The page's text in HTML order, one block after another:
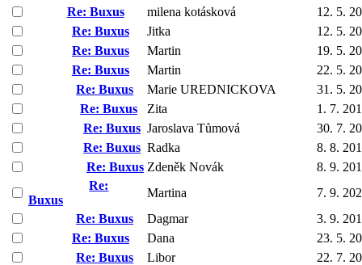
Re: Buxus
milena kotásková
12. 5.
Re: Buxus
Jitka
12. 5.
Re: Buxus
Martin
19. 5.
Re: Buxus
Martin
22. 5.
Re: Buxus
Marie UREDNICKOVA
31. 5.
Re: Buxus
Zita
1. 7.
Re: Buxus Jaroslava Tůmová
30. 7.
Re: Buxus Radka
8. 8.
Re: Buxus Zdeněk Novák
8. 9.
Re:
Buxus
Martina
7. 9.
Re: Buxus
Dagmar
3. 9.
Re: Buxus
Dana
23. 5.
Re: Buxus
Libor
22. 7.